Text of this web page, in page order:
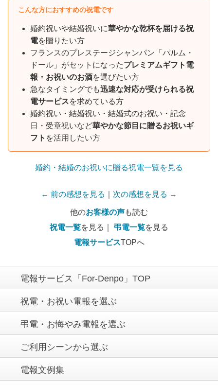
こんな方におすすめの祝電です
婚約祝いや結婚祝いに華やかな乾杯を届ける祝
電を贈りたい方
フランスのプレステージシャンパン「パルム・
ドール」がセットになったプレミアムギフト電
報・お祝いのお酒を選びたい方
急なタイミングでも迅速な対応が受けられる祝
電サービスを求めている方
婚約祝い・結婚祝い・結婚式のお祝い・記念
日・受章祝いなど華やかな節目に贈るお祝いギ
フト を活用したい方
婚約・結婚のお祝いに贈る祝電一覧を見る
← 前の感想を見る 次の感想を見る →
他のお客様の声も読む
祝電一覧を見る｜ 弔電一覧を見る
電報サービスTOPへ
電報サービス「For-Denpo」TOP
祝電・お祝い電報を選ぶ
弔電・お悔やみ電報を選ぶ
ご利用シーンから選ぶ
電報文例集